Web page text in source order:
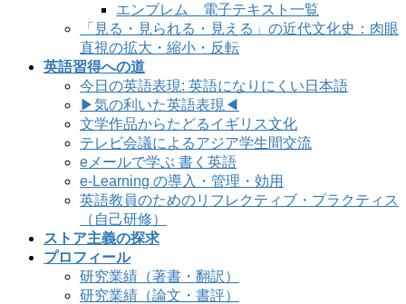
エンブレム 電子テキスト一覧
「見る・見られる・見える」の近代文化史：肉眼
直視の拡大・縮小・反転
英語習得への道
今日の英語表現: 英語になりにくい日本語
▶気の利いた英語表現◀
文学作品からたどるイギリス文化
テレビ会議によるアジア学生間交流
eメールで学ぶ 書く英語
e-Learning の導入・管理・効用
英語教員のためのリフレクティブ・プラクティス
（自己研修）
ストア主義の探求
プロフィール
研究業績（著書・翻訳）
研究業績（論文・書評）